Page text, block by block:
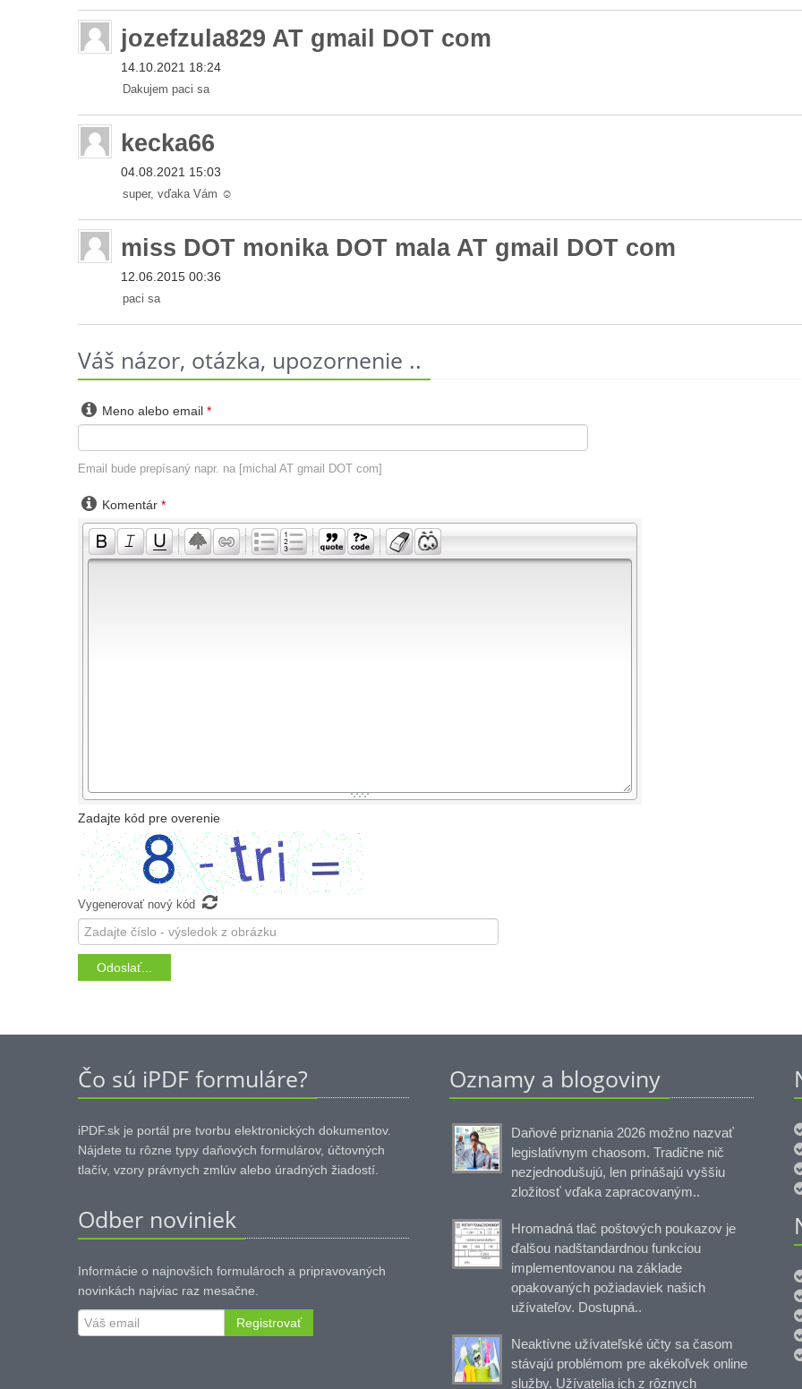
jozefzula829 AT gmail DOT com
14.10.2021 18:24
Dakujem paci sa
kecka66
04.08.2021 15:03
super, vďaka Vám ☺
miss DOT monika DOT mala AT gmail DOT com
12.06.2015 00:36
paci sa
Váš názor, otázka, upozornenie ..
 Meno alebo email *
Email bude prepísaný napr. na [michal AT gmail DOT com]
 Komentár *
-
-
-
-
-
-
-
-
-
-
-
-
Zadajte kód pre overenie
Vygenerovať nový kód 
Čo sú iPDF formuláre?
iPDF.sk je portál pre tvorbu elektronických dokumentov.
Nájdete tu rôzne typy daňových formulárov, účtovných
tlačív, vzory právnych zmlúv alebo úradných žiadostí.
Odber noviniek
Informácie o najnovších formulároch a pripravovaných
novinkách najviac raz mesačne.
Registrovať
Oznamy a blogoviny
Daňové priznania 2026 možno nazvať
legislatívnym chaosom. Tradične nič
nezjednodušujú, len prinášajú vyššiu
zložitosť vďaka zapracovaným..
Hromadná tlač poštových poukazov je
ďalšou nadštandardnou funkciou
implementovanou na základe
opakovaných požiadaviek našich
užívateľov. Dostupná..
Neaktívne užívateľské účty sa časom
stávajú problémom pre akékoľvek online
služby. Užívatelia ich z rôznych